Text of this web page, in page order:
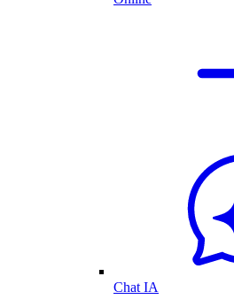
Chat IA